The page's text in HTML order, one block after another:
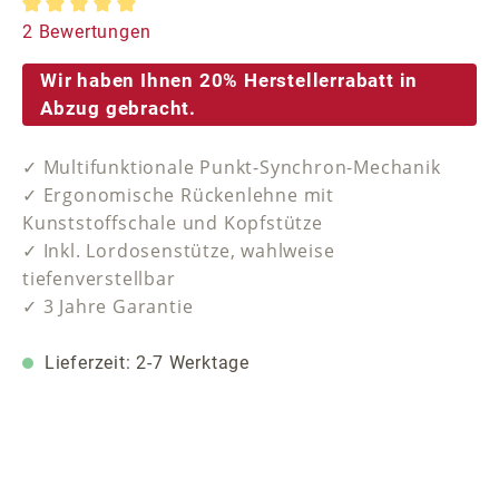
Durchschnittliche Bewertung von 5 von 5 Sternen
2 Bewertungen
Wir haben Ihnen 20% Herstellerrabatt in
Abzug gebracht.
✓ Multifunktionale Punkt-Synchron-Mechanik
✓ Ergonomische Rückenlehne mit
Kunststoffschale und Kopfstütze
✓ Inkl. Lordosenstütze, wahlweise
tiefenverstellbar
✓ 3 Jahre Garantie
Lieferzeit: 2-7 Werktage